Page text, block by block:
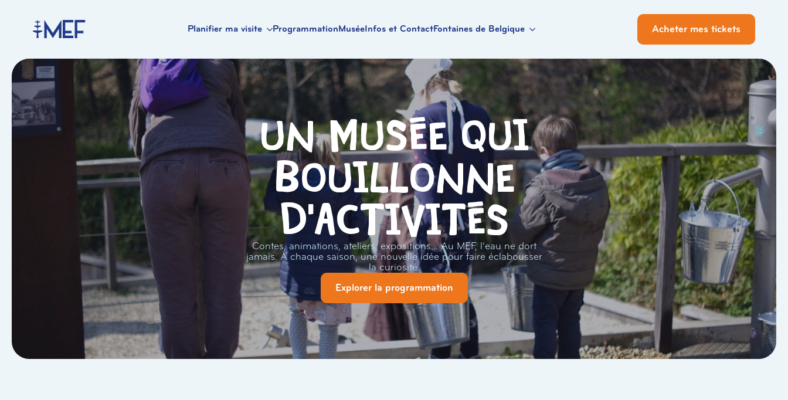
Planifier ma visite ProgrammationMuséeInfos et ContactFontaines de Belgique Acheter mes tickets
Un musée qui
bouillonne
d'activités
Contes, animations, ateliers, expositions… Au MEF, l’eau ne dort
jamais. À chaque saison, une nouvelle idée pour faire éclabousser
la curiosité.
Explorer la programmation